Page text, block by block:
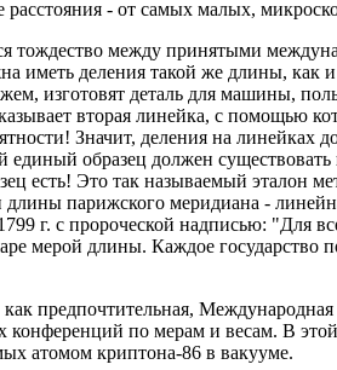
- от самых малых,
тождество между принятыми
иметь деления такой же длины,
изготовят деталь для машины,
вторая линейка, с помощью
Значит, деления на
образец должен существовать
есть! Это так называемый эталон
парижского меридиана -
г. с пророческой надписью: "Для
мерой длины. Каждое государство
предпочтительная,
по мерам и весам. В
атомом криптона-86 в вакууме.